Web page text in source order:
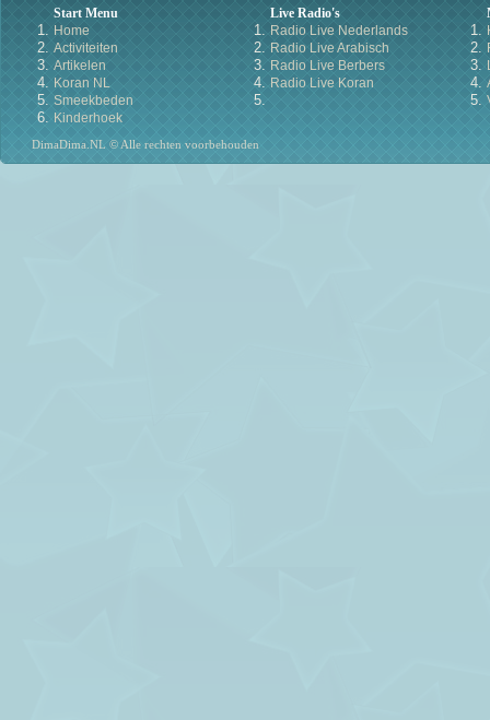
Start Menu
Home
Activiteiten
Artikelen
Koran NL
Smeekbeden
Kinderhoek
Live Radio's
Radio Live Nederlands
Radio Live Arabisch
Radio Live Berbers
Radio Live Koran
DimaDima.NL © Alle rechten voorbehouden